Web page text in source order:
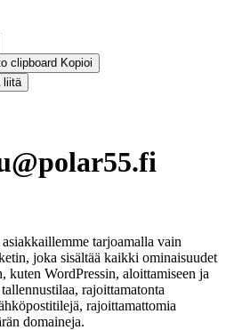
Kopioi
liitä
tarjoamalla vain
joka sisältää kaikki ominaisuudet
kuten WordPressin, aloittamiseen ja
rajoittamatonta
rajoittamattomia
domaineja.